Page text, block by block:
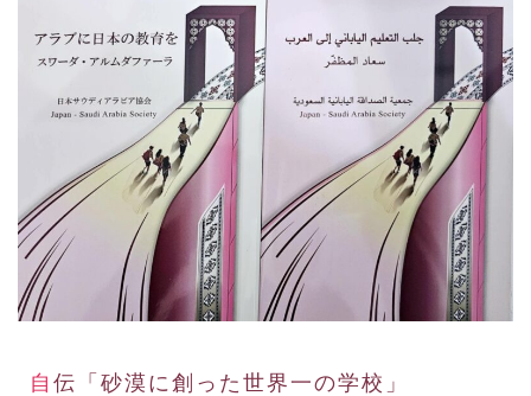
自伝「砂漠に創った世界一の学校」